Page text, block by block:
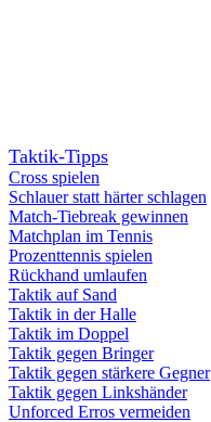
Taktik-Tipps
Cross spielen
Schlauer statt härter schlagen
Match-Tiebreak gewinnen
Matchplan im Tennis
Prozenttennis spielen
Rückhand umlaufen
Taktik auf Sand
Taktik in der Halle
Taktik im Doppel
Taktik gegen Bringer
Taktik gegen stärkere Gegner
Taktik gegen Linkshänder
Unforced Erros vermeiden